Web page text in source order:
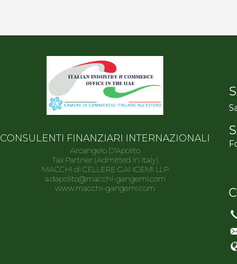
CONSULENTI FINANZIARI INTERNAZIONALI
Arcangelo D'Apolito
Tax Partner (Admitted in Italy)
MACCHI di CELLERE GANGEMI LLP
a.dapolito@macchi-gangemi.com
www.macchi-gangemi.com